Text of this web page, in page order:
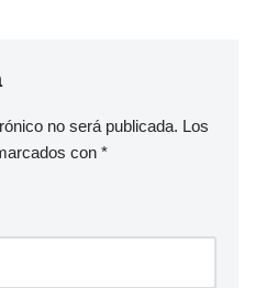
no será publicada. Los
con *